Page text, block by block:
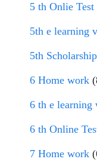
5 th Onlie Test
5th e learning
5th Scholarship
6 Home work
6 th e learning
6 th Online
7 Home work